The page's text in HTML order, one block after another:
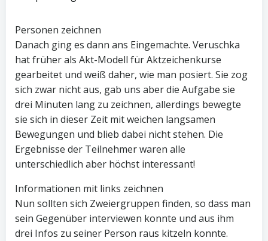
Personen zeichnen
Danach ging es dann ans Eingemachte. Veruschka
hat früher als Akt-Modell für Aktzeichenkurse
gearbeitet und weiß daher, wie man posiert. Sie zog
sich zwar nicht aus, gab uns aber die Aufgabe sie
drei Minuten lang zu zeichnen, allerdings bewegte
sie sich in dieser Zeit mit weichen langsamen
Bewegungen und blieb dabei nicht stehen. Die
Ergebnisse der Teilnehmer waren alle
unterschiedlich aber höchst interessant!
Informationen mit links zeichnen
Nun sollten sich Zweiergruppen finden, so dass man
sein Gegenüber interviewen konnte und aus ihm
drei Infos zu seiner Person raus kitzeln konnte.